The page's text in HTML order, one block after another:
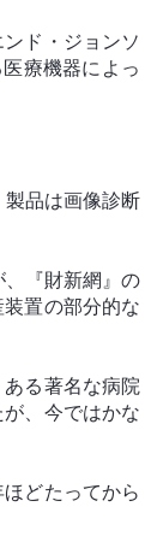
ド・ジョンソ
療機器によっ
製品は画像診断
、『財新網』の
置の部分的な
る著名な病院
、今ではかな
どたってから